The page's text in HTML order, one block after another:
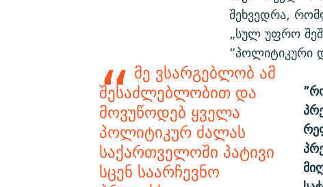
შეხვედრა,
„სულ უფრო
”პოლიტიკური
მე ვსარგებლობ ამ
შესაძლებლობით და
მოვუწოდებ ყველა
პოლიტიკურ ძალას
საქართველოში პატივი
სცენ საარჩევნო